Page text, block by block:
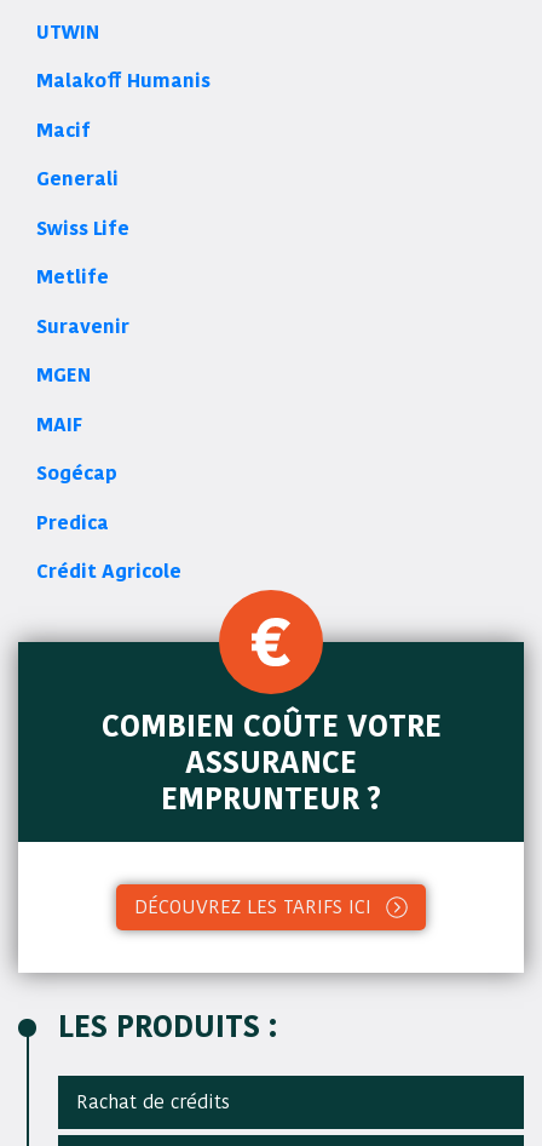
UTWIN
Malakoff Humanis
Macif
Generali
Swiss Life
Metlife
Suravenir
MGEN
MAIF
Sogécap
Predica
Crédit Agricole
COMBIEN COÛTE VOTRE
ASSURANCE
EMPRUNTEUR ?
DÉCOUVREZ LES TARIFS ICI
LES PRODUITS :
Rachat de crédits